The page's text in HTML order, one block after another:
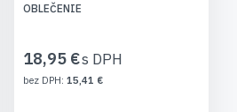
OBLEČENIE
18,95 €
15,41 €